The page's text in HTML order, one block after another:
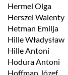
Hermel Olga
Herszel Walenty
Hetman Emilja
Hille Władysław
Hille Antoni
Hodura Antoni
Hoffman Józef